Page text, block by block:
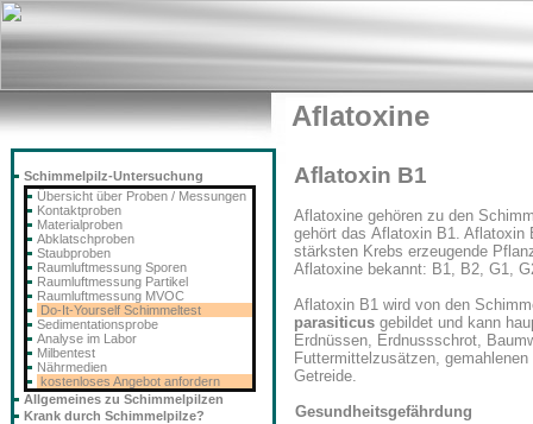
Aflatoxine
Aflatoxin B1
Aflatoxine gehören zu den
gehört das Aflatoxin B1. Aflatoxin
stärksten Krebs erzeugende
Aflatoxine bekannt: B1, B2, G1,
Aflatoxin B1 wird von den
parasiticus gebildet und kann
Erdnüssen, Erdnussschrot,
Futtermittelzusätzen,
Getreide.
Gesundheitsgefährdung
Schimmelpilz-Untersuchung
Übersicht über Proben / Messungen
Kontaktproben
Materialproben
Abklatschproben
Staubproben
Raumluftmessung Sporen
Raumluftmessung Partikel
Raumluftmessung MVOC
Do-It-Yourself Schimmeltest
Sedimentationsprobe
Analyse im Labor
Milbentest
Nährmedien
kostenloses Angebot anfordern
Allgemeines zu Schimmelpilzen
Krank durch Schimmelpilze?